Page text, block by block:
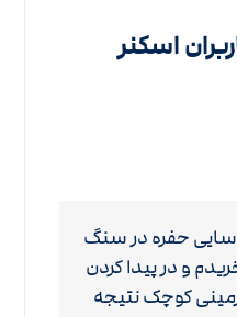
اسکنر
حفره در سنگ
و در پیدا کردن
کوچک نتیجه